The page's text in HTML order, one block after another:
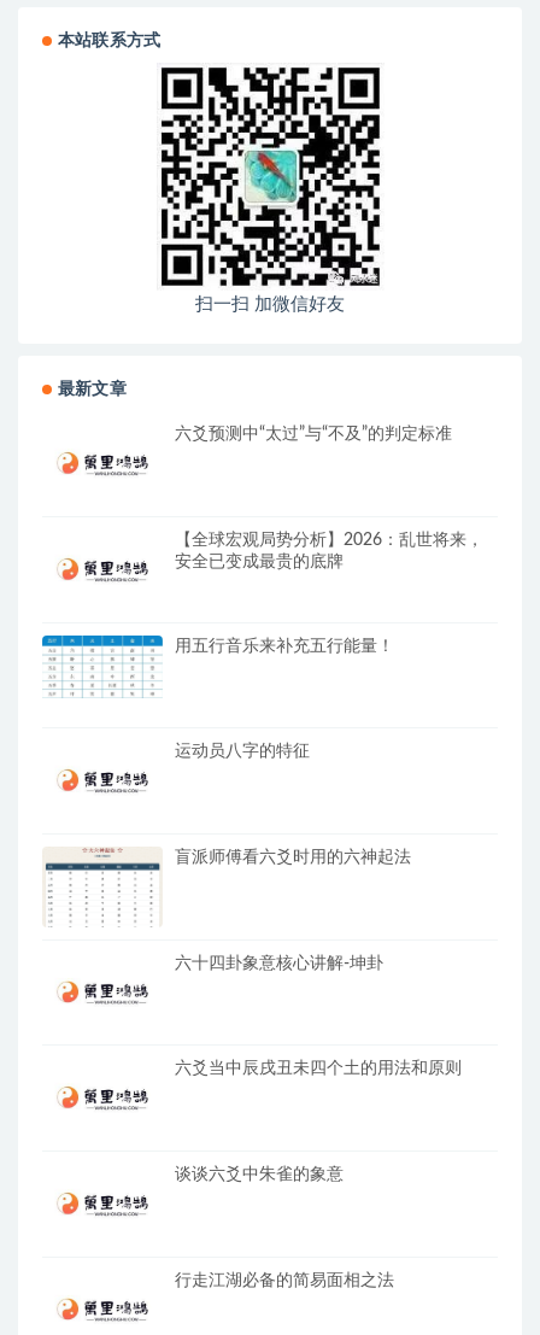
本站联系方式
扫一扫 加微信好友
最新文章
六爻预测中“太过”与“不及”的判定标准
【全球宏观局势分析】2026：乱世将来，
安全已变成最贵的底牌
用五行音乐来补充五行能量！
运动员八字的特征
盲派师傅看六爻时用的六神起法
六十四卦象意核心讲解-坤卦
六爻当中辰戌丑未四个土的用法和原则
谈谈六爻中朱雀的象意
行走江湖必备的简易面相之法